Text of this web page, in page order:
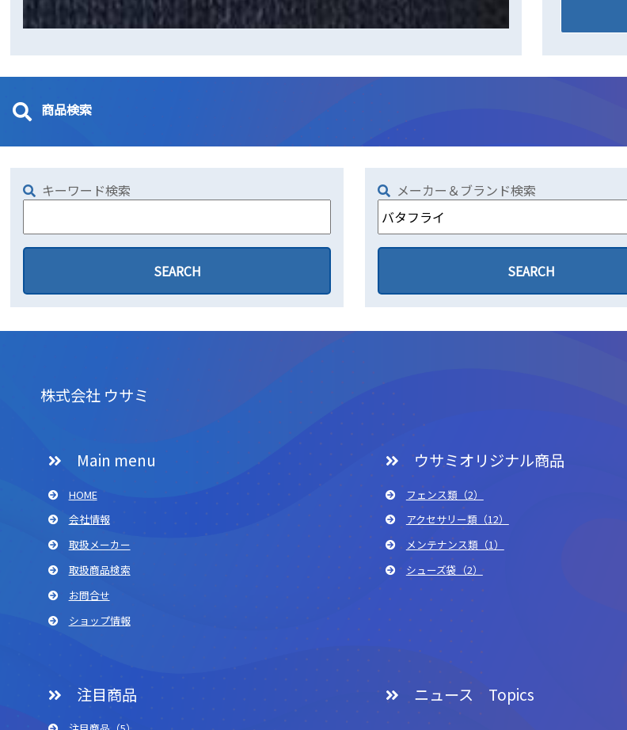
商品検索
キーワード検索 メーカー＆ブランド検索
株式会社 ウサミ
Main menu
HOME
会社情報
取扱メーカー
取扱商品検索
お問合せ
ショップ情報
ウサミオリジナル商品
フェンス類（2）
アクセサリー類（12）
メンテナンス類（1）
シューズ袋（2）
注目商品 ニュース Topics